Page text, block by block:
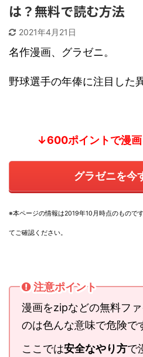
は？無料で読む方法
2021年4月21日
名作漫画、グラゼニ。
野球選手の年俸に注目した
↓600ポイントで漫
グラゼニを今
※本ページの情報は2019年10月時点のものです
てご確認ください。
注意ポイント
漫画をzipなどの無料フ
のは色んな意味で危険で
ここでは安全なやり方で